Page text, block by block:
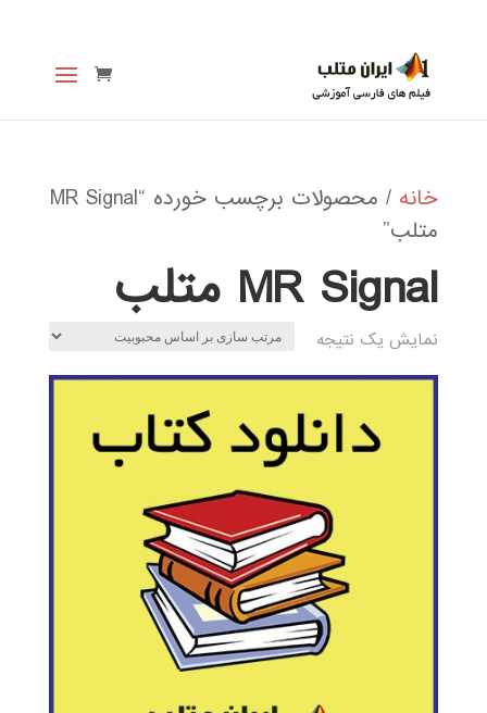
خانه
/ محصولات برچسب خورده “MR Signal
متلب”
MR Signal متلب
نمایش یک نتیجه